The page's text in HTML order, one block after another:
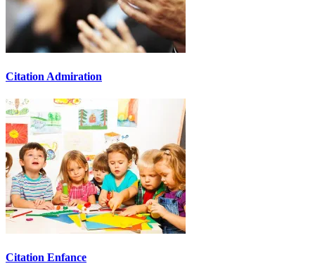
Citation Admiration
Citation Enfance